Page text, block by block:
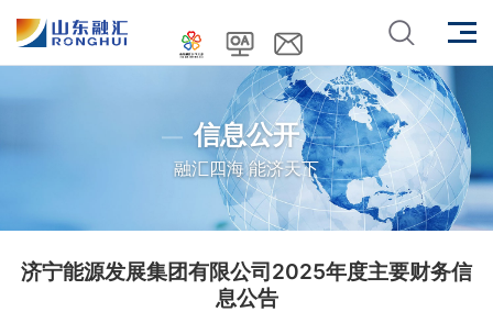
信息公开
融汇四海 能济天下
济宁能源发展集团有限公司2025年度主要财务信
息公告